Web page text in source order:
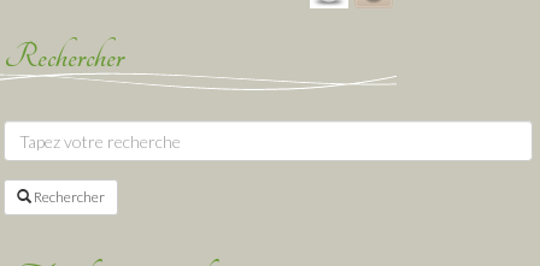
Rechercher
Rechercher